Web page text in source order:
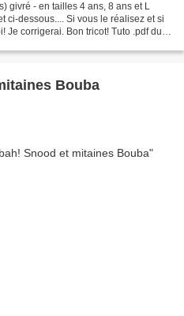
givré - en tailles 4 ans, 8 ans et L
ci-dessous.... Si vous le réalisez et si
Je corrigerai. Bon tricot! Tuto .pdf du
Bouba